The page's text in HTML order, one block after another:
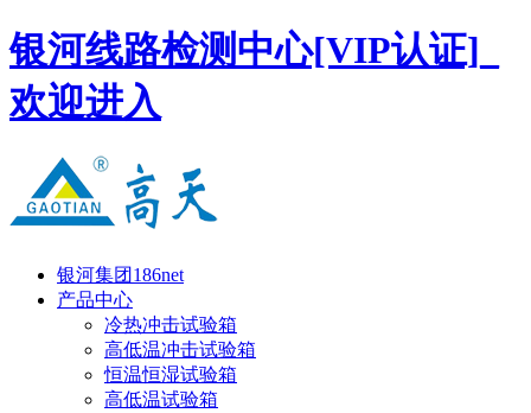
银河线路检测中心[VIP认证]_
欢迎进入
银河集团186net
产品中心
冷热冲击试验箱
高低温冲击试验箱
恒温恒湿试验箱
高低温试验箱